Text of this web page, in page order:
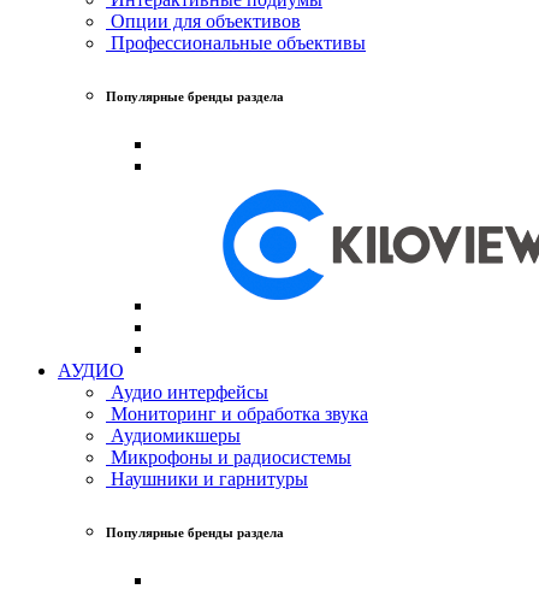
Опции для объективов
Профессиональные объективы
Популярные бренды раздела
АУДИО
Аудио интерфейсы
Мониторинг и обработка звука
Аудиомикшеры
Микрофоны и радиосистемы
Наушники и гарнитуры
Популярные бренды раздела